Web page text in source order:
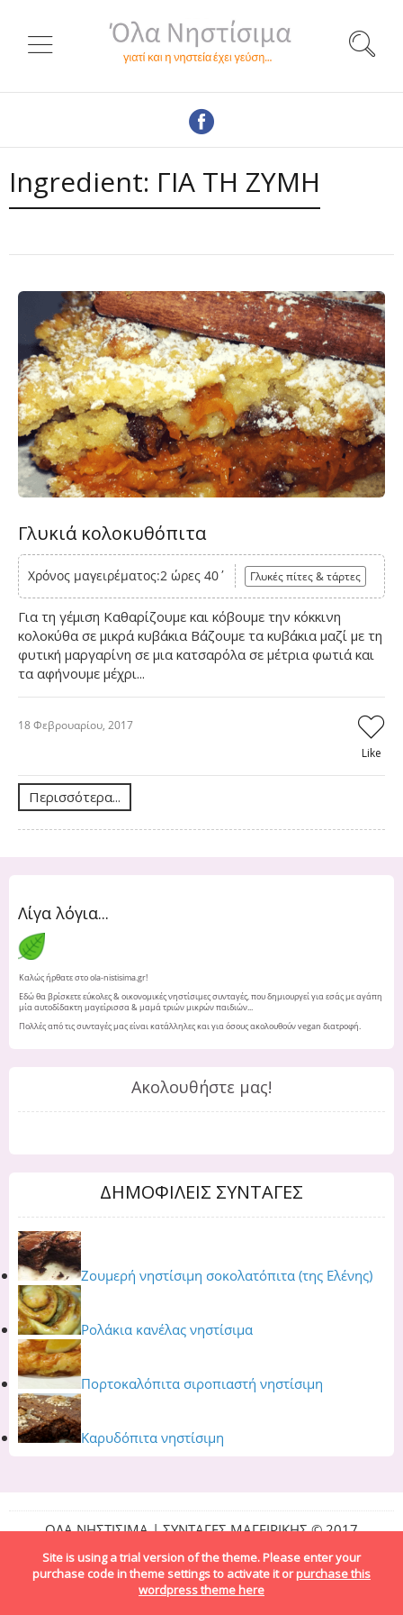
Ingredient: ΓΙΑ ΤΗ ΖΥΜΗ
Γλυκιά κολοκυθόπιτα
Χρόνος μαγειρέματος:2 ώρες 40΄ Γλυκές πίτες & τάρτες
Για τη γέμιση Καθαρίζουμε και κόβουμε την κόκκινη
κολοκύθα σε μικρά κυβάκια Βάζουμε τα κυβάκια μαζί με τη
φυτική μαργαρίνη σε μια κατσαρόλα σε μέτρια φωτιά και
τα αφήνουμε μέχρι...
18 Φεβρουαρίου, 2017
Like
Περισσότερα...
Λίγα λόγια...
Καλώς ήρθατε στο ola-nistisima.gr!
Εδώ θα βρίσκετε εύκολες & οικονομικές νηστίσιμες συνταγές, που δημιουργεί για εσάς με αγάπη
μία αυτοδίδακτη μαγείρισσα & μαμά τριών μικρών παιδιών...
Πολλές από τις συνταγές μας είναι κατάλληλες και για όσους ακολουθούν vegan διατροφή.
Ακολουθήστε μας!
ΔΗΜΟΦΙΛΕΙΣ ΣΥΝΤΑΓΕΣ
Ζουμερή νηστίσιμη σοκολατόπιτα (της Ελένης)
Ρολάκια κανέλας νηστίσιμα
Πορτοκαλόπιτα σιροπιαστή νηστίσιμη
Καρυδόπιτα νηστίσιμη
ΟΛΑ ΝΗΣΤΙΣΙΜΑ | ΣΥΝΤΑΓΕΣ ΜΑΓΕΙΡΙΚΗΣ © 2017
Site is using a trial version of the theme. Please enter your
purchase code in theme settings to activate it orpurchase this
wordpress theme here